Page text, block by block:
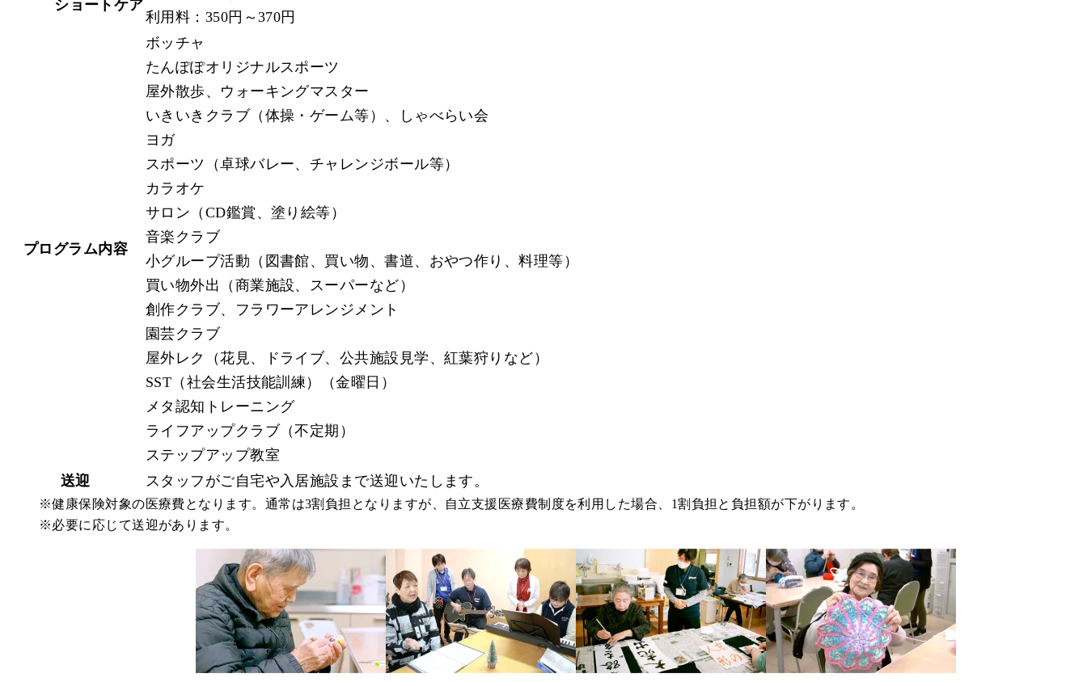
ショートケア
利用料：350円～370円
プログラム内容
ボッチャ
たんぽぽオリジナルスポーツ
屋外散歩、ウォーキングマスター
いきいきクラブ（体操・ゲーム等）、しゃべらい会
ヨガ
スポーツ（卓球バレー、チャレンジボール等）
カラオケ
サロン（CD鑑賞、塗り絵等）
音楽クラブ
小グループ活動（図書館、買い物、書道、おやつ作り、料理等）
買い物外出（商業施設、スーパーなど）
創作クラブ、フラワーアレンジメント
園芸クラブ
屋外レク（花見、ドライブ、公共施設見学、紅葉狩りなど）
SST（社会生活技能訓練）（金曜日）
メタ認知トレーニング
ライフアップクラブ（不定期）
ステップアップ教室
送迎
スタッフがご自宅や入居施設まで送迎いたします。
※健康保険対象の医療費となります。通常は3割負担となりますが、自立支援医療費制度を利用した場合、1割負担と負担額が下がります。
※必要に応じて送迎があります。